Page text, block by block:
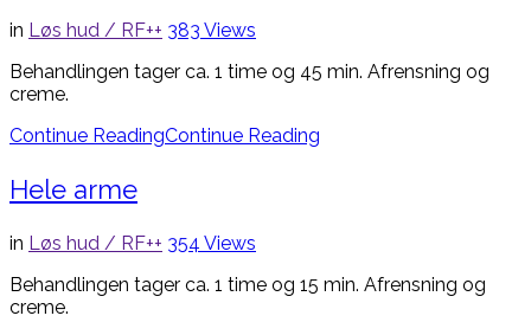
in Løs hud / RF++ 383 Views
Behandlingen tager ca. 1 time og 45 min. Afrensning og
creme.
Continue ReadingContinue Reading
Hele arme
in Løs hud / RF++ 354 Views
Behandlingen tager ca. 1 time og 15 min. Afrensning og
creme.